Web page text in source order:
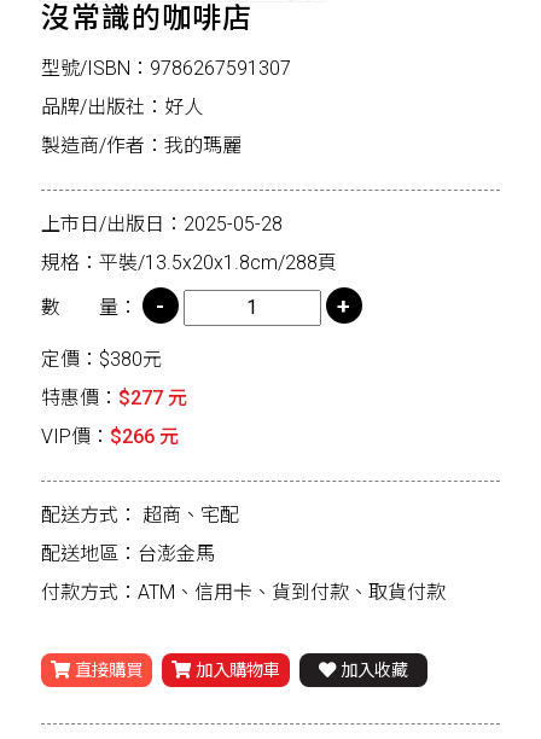
沒常識的咖啡店
型號/ISBN：9786267591307
品牌/出版社：好人
製造商/作者：我的瑪麗
上市日/出版日：2025-05-28
規格：平裝/13.5x20x1.8cm/288頁
數 量：
定價：$380元
特惠價： $277 元
VIP價： $266 元
配送方式： 超商、宅配
配送地區：台澎金馬
付款方式：ATM、信用卡、貨到付款、取貨付款
直接購買 加入購物車 加入收藏